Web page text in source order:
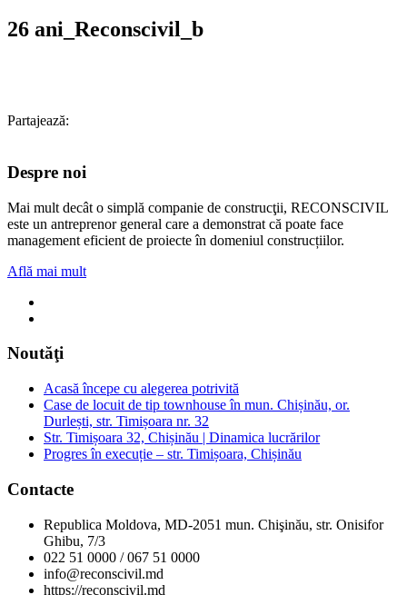
26 ani_Reconscivil_b
Partajează:
Despre noi
Mai mult decât o simplă companie de construcţii, RECONSCIVIL
este un antreprenor general care a demonstrat că poate face
management eficient de proiecte în domeniul construcțiilor.
Află mai mult
Noutăţi
Acasă începe cu alegerea potrivită
Case de locuit de tip townhouse în mun. Chișinău, or.
Durlești, str. Timișoara nr. 32
Str. Timișoara 32, Chișinău | Dinamica lucrărilor
Progres în execuție – str. Timișoara, Chișinău
Contacte
Republica Moldova, MD-2051 mun. Chişinău, str. Onisifor
Ghibu, 7/3
022 51 0000 / 067 51 0000
info@reconscivil.md
https://reconscivil.md